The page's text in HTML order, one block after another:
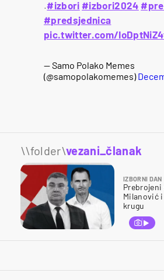
.#izbori #izbori2024
#predsjednica
pic.twitter.com/
— Samo Polako Memes
(@samopolakomemes)
\\folder\vezani_članak
IZBORNI DAN
Milanović
krugu